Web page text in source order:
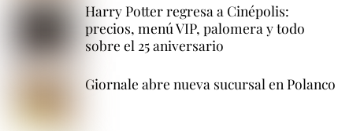
Harry Potter regresa a Cinépolis:
precios, menú VIP, palomera y todo
sobre el 25 aniversario
Giornale abre nueva sucursal en Polanco